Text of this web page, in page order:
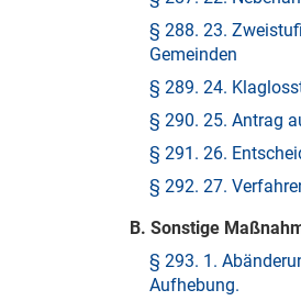
§ 288. 23.
Gemeinden
§ 289. 24.
§ 290. 25. Antrag
§ 291. 26.
§ 292. 27.
B. Sonstige
§ 293. 1.
Aufhebung.